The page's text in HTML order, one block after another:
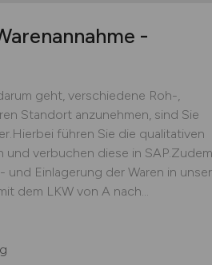
-
geht, verschiedene Roh-,
Standort anzunehmen, sind Sie
führen Sie die qualitativen
verbuchen diese in SAP.Zudem
Einlagerung der Waren in unser
dem LKW von A nach...